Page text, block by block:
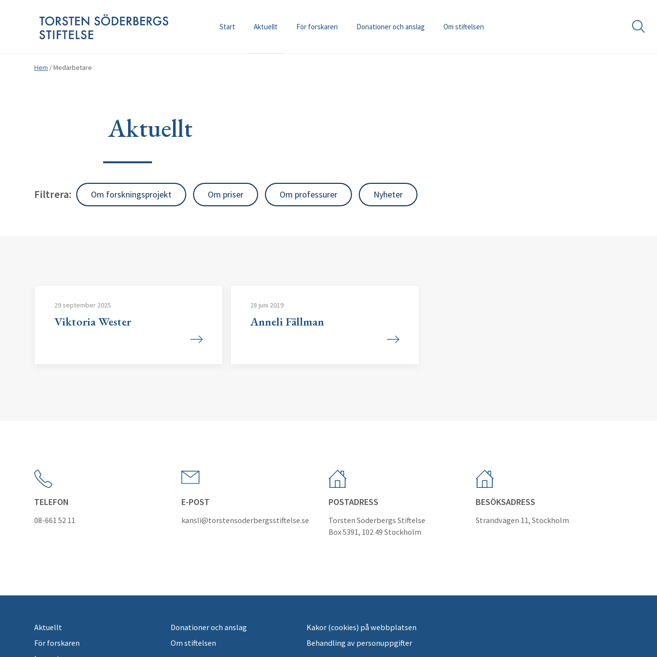
Start Aktuellt För forskaren Donationer och anslag Om stiftelsen
Hem /Medarbetare
Aktuellt
Filtrera: Om forskningsprojekt Om priser Om professurer Nyheter
29 september 2025
Viktoria Wester
28 juni 2019
Anneli Fällman
TELEFON
08-661 52 11
E-POST
kansli@torstensoderbergsstiftelse.se
POSTADRESS
Torsten Söderbergs Stiftelse
Box 5391, 102 49 Stockholm
BESÖKSADRESS
Strandvägen 11, Stockholm
Aktuellt
För forskaren
Donationer och anslag
Om stiftelsen
Kakor (cookies) på webbplatsen
Behandling av personuppgifter